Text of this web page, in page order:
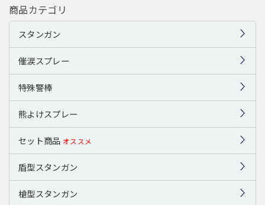
商品カテゴリ
スタンガン
催涙スプレー
特殊警棒
熊よけスプレー
セット商品 オススメ
盾型スタンガン
槍型スタンガン